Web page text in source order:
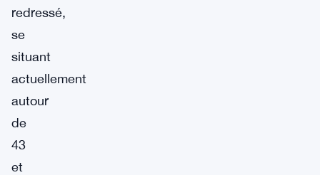
redressé,
se
situant
actuellement
autour
de
43
et